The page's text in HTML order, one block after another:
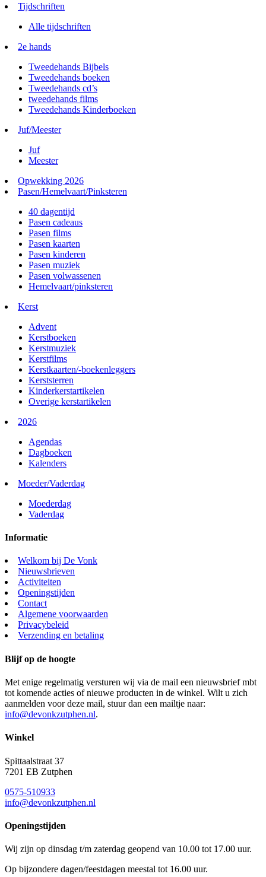
Tijdschriften
Alle tijdschriften
2e hands
Tweedehands Bijbels
Tweedehands boeken
Tweedehands cd’s
tweedehands films
Tweedehands Kinderboeken
Juf/Meester
Juf
Meester
Opwekking 2026
Pasen/Hemelvaart/Pinksteren
40 dagentijd
Pasen cadeaus
Pasen films
Pasen kaarten
Pasen kinderen
Pasen muziek
Pasen volwassenen
Hemelvaart/pinksteren
Kerst
Advent
Kerstboeken
Kerstmuziek
Kerstfilms
Kerstkaarten/-boekenleggers
Kerststerren
Kinderkerstartikelen
Overige kerstartikelen
2026
Agendas
Dagboeken
Kalenders
Moeder/Vaderdag
Moederdag
Vaderdag
Informatie
Welkom bij De Vonk
Nieuwsbrieven
Activiteiten
Openingstijden
Contact
Algemene voorwaarden
Privacybeleid
Verzending en betaling
Blijf op de hoogte
Met enige regelmatig versturen wij via de mail een nieuwsbrief mbt
tot komende acties of nieuwe producten in de winkel. Wilt u zich
aanmelden voor deze mail, stuur dan een mailtje naar:
info@devonkzutphen.nl.
Winkel
Spittaalstraat 37
7201 EB Zutphen
0575-510933
info@devonkzutphen.nl
Openingstijden
Wij zijn op dinsdag t/m zaterdag geopend van 10.00 tot 17.00 uur.
Op bijzondere dagen/feestdagen meestal tot 16.00 uur.